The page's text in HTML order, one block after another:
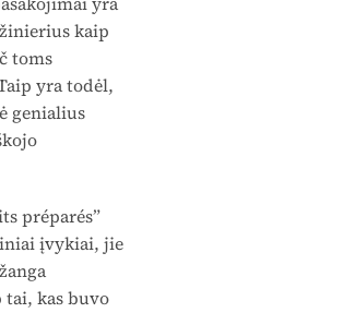
kaip
toms
yra todėl,
genialius
préparés”
įvykiai, jie
tai, kas buvo